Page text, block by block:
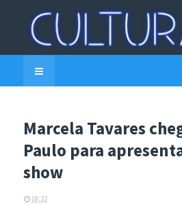
Marcela Tavares
Paulo para
show
18:22